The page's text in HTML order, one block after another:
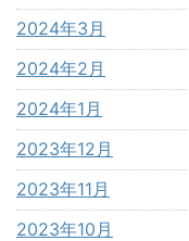
2024年3月
2024年2月
2024年1月
2023年12月
2023年11月
2023年10月